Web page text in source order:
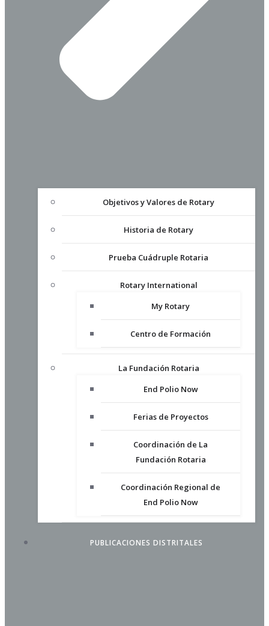
Objetivos y Valores de Rotary
Historia de Rotary
Prueba Cuádruple Rotaria
Rotary International
My Rotary
Centro de Formación
La Fundación Rotaria
End Polio Now
Ferias de Proyectos
Coordinación de La
Fundación Rotaria
Coordinación Regional de
End Polio Now
PUBLICACIONES DISTRITALES